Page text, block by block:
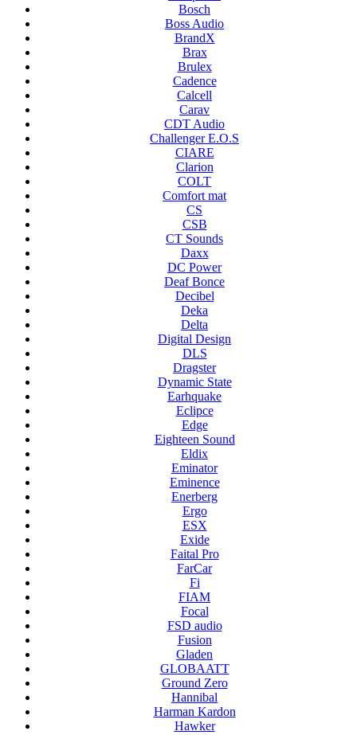
Bosch
Boss Audio
BrandX
Brax
Brulex
Cadence
Calcell
Carav
CDT Audio
Challenger E.O.S
CIARE
Clarion
COLT
Comfort mat
CS
CSB
CT Sounds
Daxx
DC Power
Deaf Bonce
Decibel
Deka
Delta
Digital Design
DLS
Dragster
Dynamic State
Earhquake
Eclipce
Edge
Eighteen Sound
Eldix
Eminator
Eminence
Enerberg
Ergo
ESX
Exide
Faital Pro
FarCar
Fi
FIAM
Focal
FSD audio
Fusion
Gladen
GLOBAATT
Ground Zero
Hannibal
Harman Kardon
Hawker